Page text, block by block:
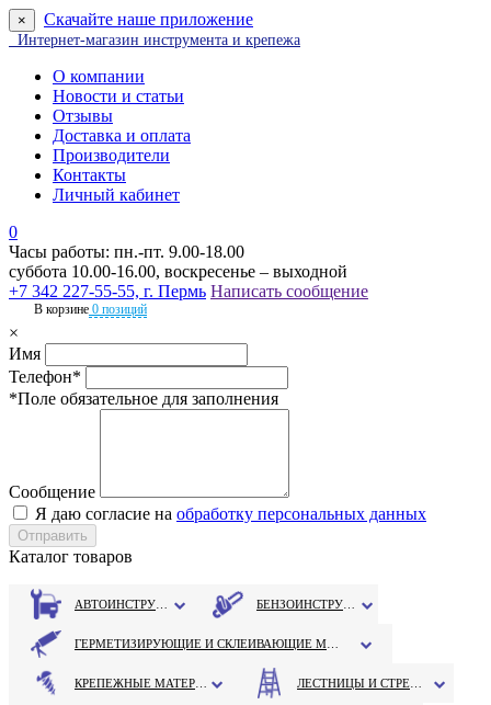
× Скачайте наше приложение
Интернет-магазин инструмента и крепежа
О компании
Новости и статьи
Отзывы
Доставка и оплата
Производители
Контакты
Личный кабинет
0
Часы работы: пн.-пт. 9.00-18.00
суббота 10.00-16.00, воскресенье – выходной
+7 342 227-55-55, г. Пермь Написать сообщение
В корзине 0 позиций
×
Имя
Телефон*
*Поле обязательное для заполнения
Сообщение
Я даю согласие на обработку персональных данных
Каталог товаров